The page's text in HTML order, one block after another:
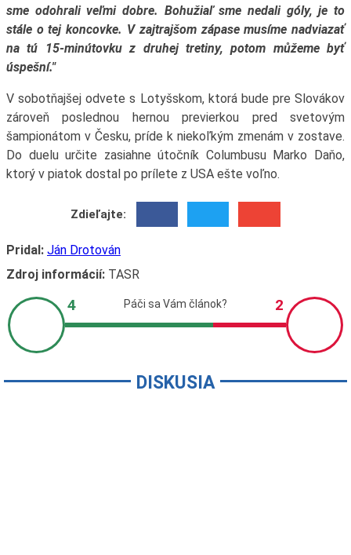
sme odohrali veľmi dobre. Bohužiaľ sme nedali góly, je to
stále o tej koncovke. V zajtrajšom zápase musíme nadviazať
na tú 15-minútovku z druhej tretiny, potom můžeme byť
úspešní."
V sobotňajšej odvete s Lotyšskom, ktorá bude pre Slovákov
zároveň poslednou hernou previerkou pred svetovým
šampionátom v Česku, príde k niekoľkým zmenám v zostave.
Do duelu určite zasiahne útočník Columbusu Marko Daňo,
ktorý v piatok dostal po prílete z USA ešte voľno.
Zdieľajte:
Pridal: Ján Drotován
Zdroj informácií:TASR
DISKUSIA